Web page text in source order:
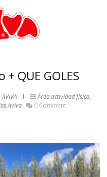
QUE GOLES
Área actividad física,
Aviva 0 Comment